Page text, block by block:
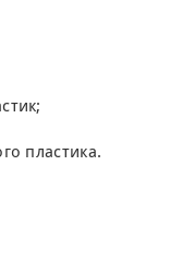
пластика.